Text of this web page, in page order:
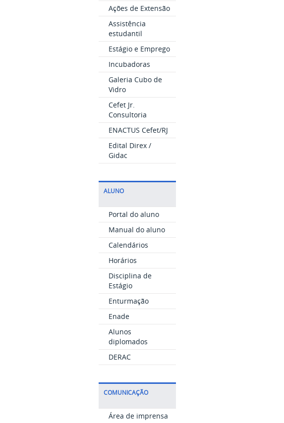
Ações de Extensão
Assistência
estudantil
Estágio e Emprego
Incubadoras
Galeria Cubo de
Vidro
Cefet Jr.
Consultoria
ENACTUS Cefet/RJ
Edital Direx /
Gidac
ALUNO
Portal do aluno
Manual do aluno
Calendários
Horários
Disciplina de
Estágio
Enturmação
Enade
Alunos
diplomados
DERAC
COMUNICAÇÃO
Área de imprensa